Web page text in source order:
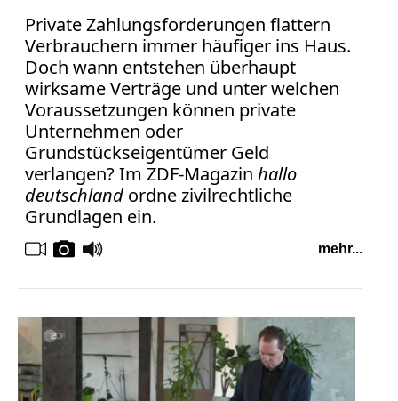
Private Zahlungsforderungen flattern
Verbrauchern immer häufiger ins Haus.
Doch wann entstehen überhaupt
wirksame Verträge und unter welchen
Voraussetzungen können private
Unternehmen oder
Grundstückseigentümer Geld
verlangen? Im ZDF-Magazin hallo
deutschland ordne zivilrechtliche
Grundlagen ein.
mehr...
AGB
Abmahnung
Aktuelle
Stunde
BGH
Beleidigung
Datenschutz
Ebay
Facebook
Google
Instagram
Internetrecht
Markenrecht
Meinungsfreiheit